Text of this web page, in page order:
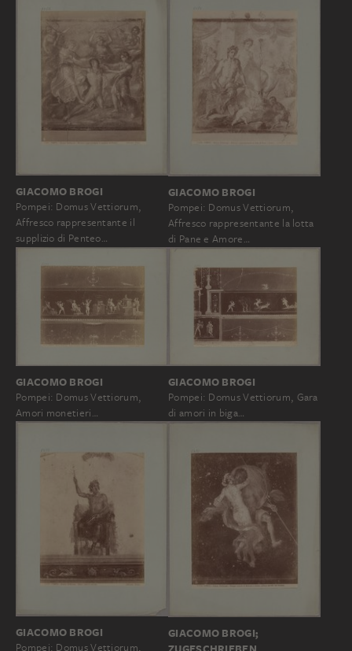
GIACOMO BROGI
Pompei: Domus Vettiorum,
Affresco rappresentante il
supplizio di Penteo…
GIACOMO BROGI
Pompei: Domus Vettiorum,
Affresco rappresentante la lotta
di Pane e Amore…
GIACOMO BROGI
Pompei: Domus Vettiorum,
Amori monetieri…
GIACOMO BROGI
Pompei: Domus Vettiorum, Gara
di amori in biga…
GIACOMO BROGI
Pompei: Domus Vettiorum,
GIACOMO BROGI;